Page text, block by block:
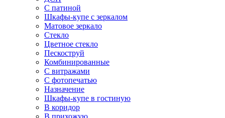
С патиной
Шкафы-купе с зеркалом
Матовое зеркало
Стекло
Цветное стекло
Пескоструй
Комбинированные
С витражами
С фотопечатью
Назначение
Шкафы-купе в гостиную
В коридор
В прихожую